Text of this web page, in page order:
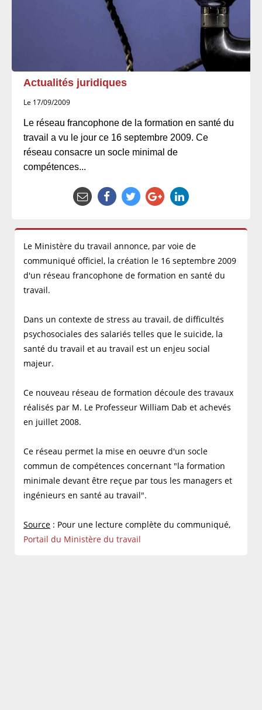
Actualités juridiques
Le 17/09/2009
Le réseau francophone de la formation en santé du
travail a vu le jour ce 16 septembre 2009. Ce
réseau consacre un socle minimal de
compétences...
Le Ministère du travail annonce, par voie de
communiqué officiel, la création le 16 septembre 2009
d'un réseau francophone de formation en santé du
travail.
Dans un contexte de stress au travail, de difficultés
psychosociales des salariés telles que le suicide, la
santé du travail et au travail est un enjeu social
majeur.
Ce nouveau réseau de formation découle des travaux
réalisés par M. Le Professeur William Dab et achevés
en juillet 2008.
Ce réseau permet la mise en oeuvre d'un socle
commun de compétences concernant "la formation
minimale devant être reçue par tous les managers et
ingénieurs en santé au travail".
Source : Pour une lecture complète du communiqué,
Portail du Ministère du travail